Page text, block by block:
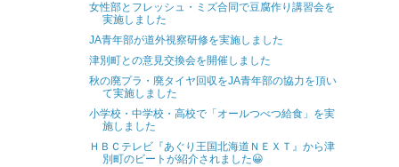
女性部とフレッシュ・ミズ合同で豆腐作り講習会を
実施しました
JA青年部が道外視察研修を実施しました
津別町との意見交換会を開催しました
秋の廃プラ・廃タイヤ回収をJA青年部の協力を頂い
て実施しました
小学校・中学校・高校で「オールつべつ給食」を実
施しました
ＨＢＣテレビ『あぐり王国北海道ＮＥＸＴ』から津
別町のビートが紹介されました😀